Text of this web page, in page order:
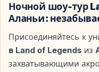
опытных водителей,
удобное путешествие в
Свободное время
Ночной шоу-тур
Аланьи:
Присоединяйтесь к
в Land of Legends из
захватывающими